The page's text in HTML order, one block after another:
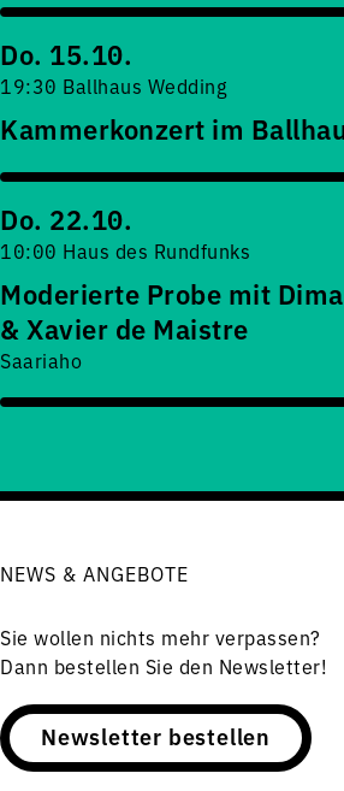
Do. 15.10.
19:30 Ballhaus Wedding
Kammerkonzert im
Do. 22.10.
10:00 Haus des Rundfunks
Moderierte Probe mit
& Xavier de Maistre
Saariaho
NEWS & ANGEBOTE
Sie wollen nichts mehr verpassen?
Dann bestellen Sie den Newsletter!
Newsletter bestellen